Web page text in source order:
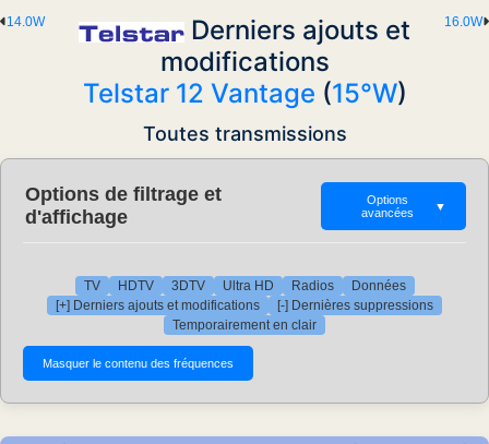
16.0W
14.0W
Derniers ajouts et
modifications
Telstar 12 Vantage (15°W)
Toutes transmissions
Options de filtrage et
d'affichage
Options
avancées
▼
TV HDTV 3DTV Ultra HD Radios
Données
[+] Derniers ajouts et modifications
[-] Dernières suppressions
Temporairement en clair